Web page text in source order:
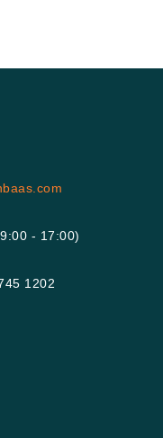
- 17:00)
1202